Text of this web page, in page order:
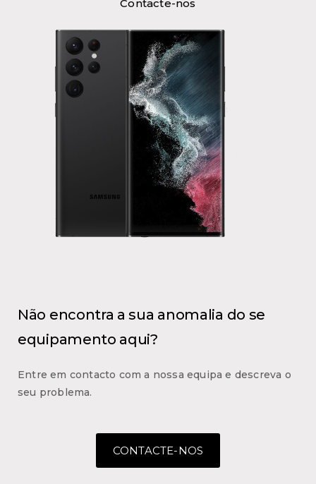
Contacte-nos
Não encontra a sua anomalia do se
equipamento aqui?
Entre em contacto com a nossa equipa e descreva o
seu problema.
CONTACTE-NOS